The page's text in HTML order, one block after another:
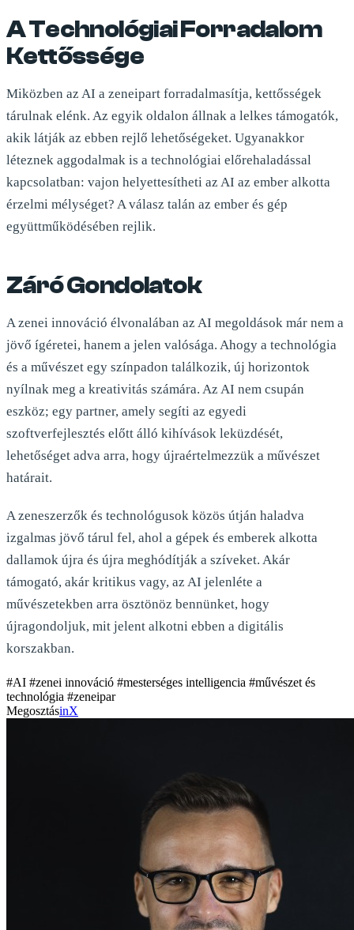
A Technológiai Forradalom
Kettőssége
Miközben az AI a zeneipart forradalmasítja, kettősségek
tárulnak elénk. Az egyik oldalon állnak a lelkes támogatók,
akik látják az ebben rejlő lehetőségeket. Ugyanakkor
léteznek aggodalmak is a technológiai előrehaladással
kapcsolatban: vajon helyettesítheti az AI az ember alkotta
érzelmi mélységet? A válasz talán az ember és gép
együttműködésében rejlik.
Záró Gondolatok
A zenei innováció élvonalában az AI megoldások már nem a
jövő ígéretei, hanem a jelen valósága. Ahogy a technológia
és a művészet egy színpadon találkozik, új horizontok
nyílnak meg a kreativitás számára. Az AI nem csupán
eszköz; egy partner, amely segíti az egyedi
szoftverfejlesztés előtt álló kihívások leküzdését,
lehetőséget adva arra, hogy újraértelmezzük a művészet
határait.
A zeneszerzők és technológusok közös útján haladva
izgalmas jövő tárul fel, ahol a gépek és emberek alkotta
dallamok újra és újra meghódítják a szíveket. Akár
támogató, akár kritikus vagy, az AI jelenléte a
művészetekben arra ösztönöz bennünket, hogy
újragondoljuk, mit jelent alkotni ebben a digitális
korszakban.
#AI #zenei innováció #mesterséges intelligencia #művészet és
technológia #zeneipar
MegosztásinX